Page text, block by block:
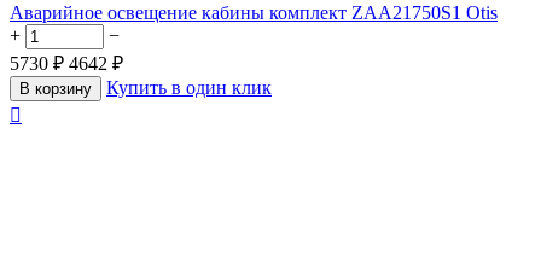
Аварийное освещение кабины комплект ZAA21750S1 Otis
+
−
5730 ₽ 4642 ₽
В корзину
Купить в один клик
